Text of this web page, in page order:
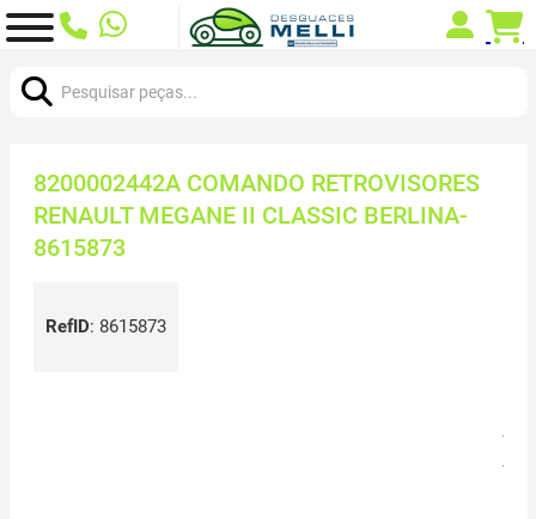
8200002442A COMANDO RETROVISORES
RENAULT MEGANE II CLASSIC BERLINA-
8615873
RefID: 8615873